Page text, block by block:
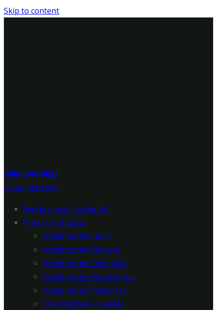
Skip to content
(800) 341-8823
Ligue para nós
Ferido em um Acidente?
Áreas de atuação
Acidentes de Carro
Acidentes de Bicicleta
Acidentes de Caminhão
Acidentes de Motocicletas
Acidentes de Pedestres
Escorregões e Quedas